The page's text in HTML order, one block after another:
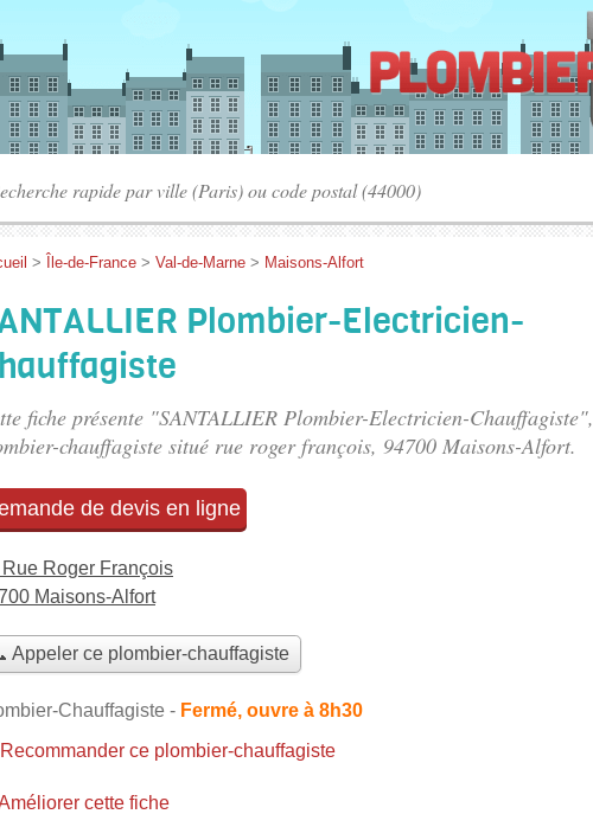
> Île-de-France > Val-de-Marne > Maisons-Alfort
Plombier-Electricien-
fiche présente "SANTALLIER Plombier-Electricien-Chauffagiste",
chauffagiste situé rue roger françois, 94700 Maisons-Alfort.
de devis en ligne
Roger François
Maisons-Alfort
Appeler ce plombier-chauffagiste
Chauffagiste - Fermé, ouvre à 8h30
Recommander ce plombier-chauffagiste
cette fiche